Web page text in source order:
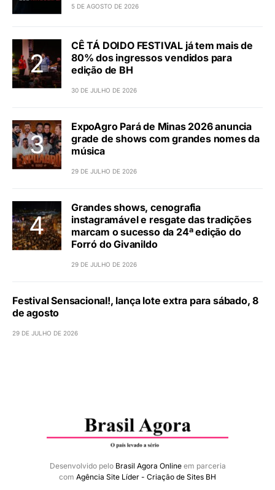
5 DE AGOSTO DE 2026
CÊ TÁ DOIDO FESTIVAL já tem mais de
80% dos ingressos vendidos para
edição de BH
30 DE JULHO DE 2026
ExpoAgro Pará de Minas 2026 anuncia
grade de shows com grandes nomes da
música
29 DE JULHO DE 2026
Grandes shows, cenografia
instagramável e resgate das tradições
marcam o sucesso da 24ª edição do
Forró do Givanildo
29 DE JULHO DE 2026
Festival Sensacional!, lança lote extra para sábado, 8
de agosto
29 DE JULHO DE 2026
Desenvolvido pelo Brasil Agora Onlineem parceria
com Agência Site Líder - Criação de Sites BH